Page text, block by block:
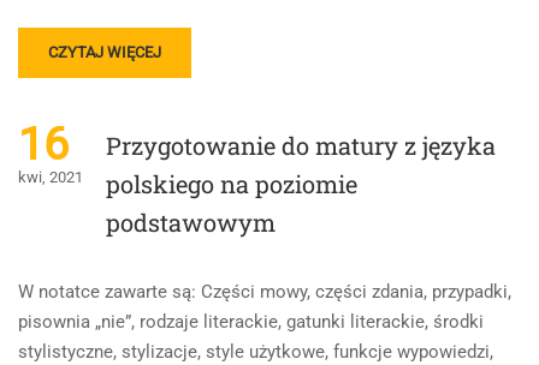
READ
MORE
PODSUMOWANIE
KONKURSU
I
REZULTATY
CZYTAJ WIĘCEJ
16
kwi, 2021
Przygotowanie do matury z języka
polskiego na poziomie
podstawowym
W notatce zawarte są: Części mowy, części zdania, przypadki,
pisownia „nie”, rodzaje literackie, gatunki literackie, środki
stylistyczne, stylizacje, style użytkowe, funkcje wypowiedzi,